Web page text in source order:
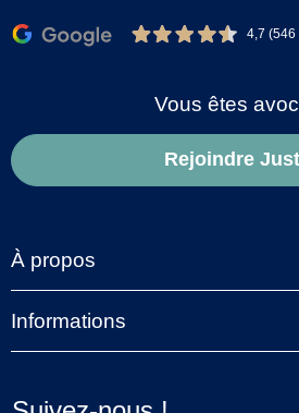
4,7 (546
Vous êtes
Rejoindre
À propos
Informations